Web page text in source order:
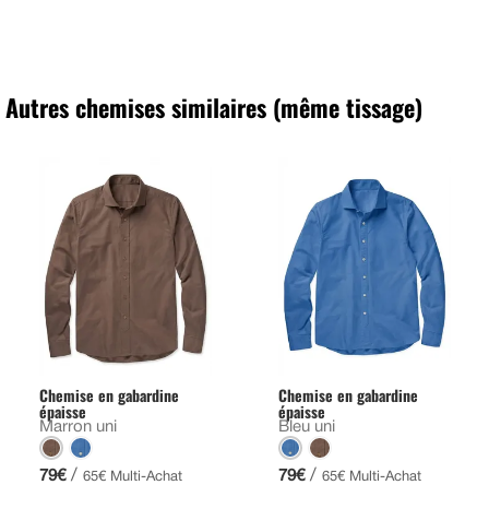
Autres chemises similaires (même tissage)
Chemise en gabardine
épaisse
Marron uni
79€ / 65€ Multi-Achat
Chemise en gabardine
épaisse
Bleu uni
79€ / 65€ Multi-Achat